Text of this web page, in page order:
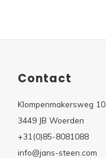
Contact
Klompenmakersweg 10
3449 JB Woerden
+31(0)85-8081088
info@jans-steen.com